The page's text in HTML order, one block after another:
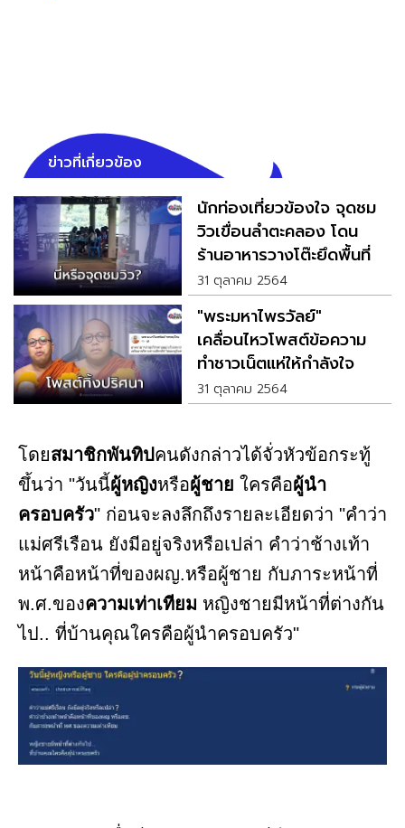
ข่าวที่เกี่ยวข้อง
นักท่องเที่ยวข้องใจ จุดชม
วิวเขื่อนลำตะคลอง โดน
ร้านอาหารวางโต๊ะยึดพื้นที่
31 ตุลาคม 2564
"พระมหาไพรวัลย์"
เคลื่อนไหวโพสต์ข้อความ
ทำชาวเน็ตแห่ให้กำลังใจ
31 ตุลาคม 2564
โดยสมาชิกพันทิปคนดังกล่าวได้จั่วหัวข้อกระทู้
ขึ้นว่า "วันนี้ผู้หญิงหรือผู้ชาย ใครคือผู้นำ
ครอบครัว" ก่อนจะลงลึกถึงรายละเอียดว่า "คำว่า
แม่ศรีเรือน ยังมีอยู่จริงหรือเปล่า คำว่าช้างเท้า
หน้าคือหน้าที่ของผญ.หรือผู้ชาย กับภาระหน้าที่
พ.ศ.ของความเท่าเทียม หญิงชายมีหน้าที่ต่างกัน
ไป.. ที่บ้านคุณใครคือผู้นำครอบครัว"